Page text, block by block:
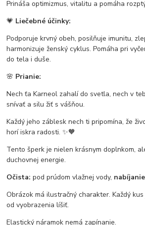
Prináša optimizmus, vitalitu a pomáha
💗 Liečebné účinky:
Podporuje krvný obeh, posilňuje imunitu,
harmonizuje ženský cyklus. Pomáha pri
do tela i duše.
🌸 Prianie:
Nech ťa Karneol zahalí do svetla, nech v
snívať a silu žiť s vášňou.
Každý jeho záblesk nech ti pripomína, že
horí iskra radosti. ✨🧡
Tento šperk je nielen krásnym doplnkom,
duchovnej energie.
Očista: pod prúdom vlažnej vody, nabíjanie
Obrázok má ilustračný charakter. Každý
od vyobrazenia líšiť.
Elastický náramok nemá zapínanie.